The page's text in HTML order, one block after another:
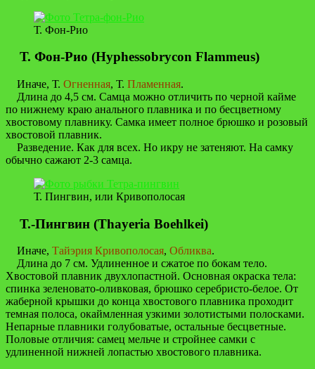
Т. Фон-Рио
Т. Фон-Рио (Hyphessobrycon Flammeus)
Иначе, Т. Огненная, Т. Пламенная.
Длина до 4,5 см. Самца можно отличить по черной кайме
по нижнему краю анального плавника и по бесцветному
хвостовому плавнику. Самка имеет полное брюшко и розовый
хвостовой плавник.
Разведение. Как для всех. Но икру не затеняют. На самку
обычно сажают 2-3 самца.
Т. Пингвин, или Кривополосая
Т.-Пингвин (Thayeria Boehlkei)
Иначе, Тайэрия Кривополосая, Обликва.
Длина до 7 см. Удлиненное и сжатое по бокам тело.
Хвостовой плавник двухлопастной. Основная окраска тела:
спинка зеленовато-оливковая, брюшко серебристо-белое. От
жаберной крышки до конца хвостового плавника проходит
темная полоса, окаймленная узкими золотистыми полосками.
Непарные плавники голубоватые, остальные бесцветные.
Половые отличия: самец мельче и стройнее самки с
удлиненной нижней лопастью хвостового плавника.